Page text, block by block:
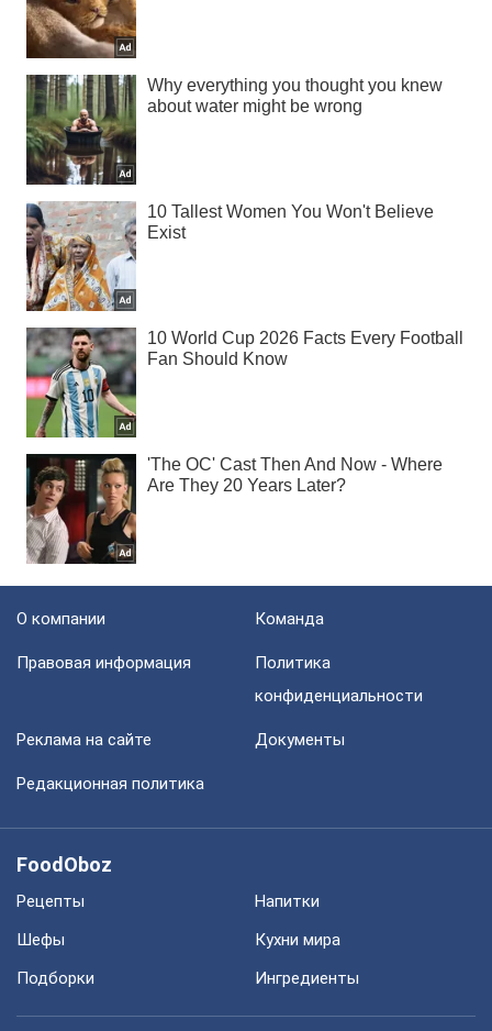
О компании Команда
Правовая информация
Политика
конфиденциальности
Реклама на сайте Документы
Редакционная политика
FoodOboz
Рецепты
Напитки
Шефы
Кухни мира
Подборки
Ингредиенты